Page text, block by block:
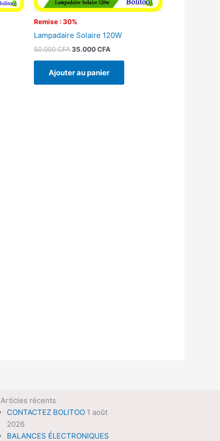
Remise : 30%
Lampadaire Solaire 120W
50.000CFA 35.000CFA
Ajouter au panier
récents
CONTACTEZ BOLITOO 1 août
2026
BALANCES ÉLECTRONIQUES